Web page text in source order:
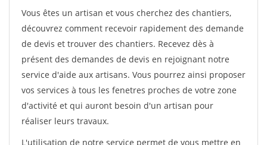
Vous êtes un artisan et vous cherchez des chantiers,
découvrez comment recevoir rapidement des demande
de devis et trouver des chantiers. Recevez dès à
présent des demandes de devis en rejoignant notre
service d'aide aux artisans. Vous pourrez ainsi proposer
vos services à tous les fenetres proches de votre zone
d'activité et qui auront besoin d'un artisan pour
réaliser leurs travaux.
L'utilisation de notre service permet de vous mettre en